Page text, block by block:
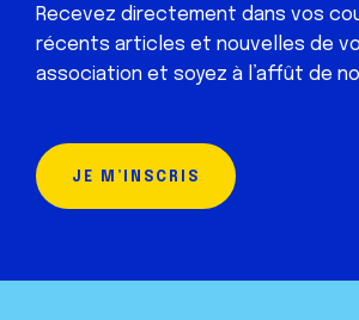
Recevez directement dans vos
récents articles et nouvelles de
association et soyez à l’affût de
JE M’INSCRIS